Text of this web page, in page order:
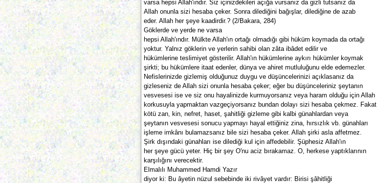
varsa hepsi Allah'ındır. Siz içinizdekileri açığa vursanız da gizli tutsanız da
Allah onunla sizi hesaba çeker. Sonra dilediğini bağışlar, dilediğine de azab
eder. Allah her şeye kaadirdir.? (2/Bakara, 284)
Göklerde ve yerde ne varsa
hepsi Allah'ındır. Mülkte Allah'ın ortağı olmadığı gibi hüküm koymada da ortağı
yoktur. Yalnız göklerin ve yerlerin sahibi olan zâta ibâdet edilir ve
hükümlerine teslimiyet gösterilir. Allah'ın hükümlerine aykırı hükümler koymak
şirkti; bu hükümlere itaat edenler, dünya ve ahiret mutluluğunu elde edemezler.
Nefislerinizde gizlemiş olduğunuz duygu ve düşüncelerinizi açıklasanız da
gizleseniz de Allah sizi onunla hesaba çeker; eğer bu düşünceleriniz şeytanın
vesvesesi ise ve siz onu hayalinizde kurmuyorsanız veya haram olduğu için Allah
korkusuyla yapmaktan vazgeçiyorsanız bundan dolayı sizi hesaba çekmez. Fakat
kötü zan, kin, nefret, haset, şahitliği gizleme gibi kalbi günahlardan veya
şeytanın vesvesesi sonucu yapmayı hayal ettiğiniz zina, hırsızlık vb. günahları
işleme imkânı bulamazsanız bile sizi hesaba çeker. Allah şirki asla affetmez.
Şirk dışındaki günahları ise dilediği kul için affedebilir. Şüphesiz Allah'ın
her şeye gücü yeter. Hiç bir şey O'nu aciz bırakamaz. O, herkese yaptıklarının
karşılığını verecektir.
Elmalılı Muhammed Hamdi Yazır
diyor ki: Bu âyetin nüzul sebebinde iki rivâyet vardır: Birisi şâhitliği